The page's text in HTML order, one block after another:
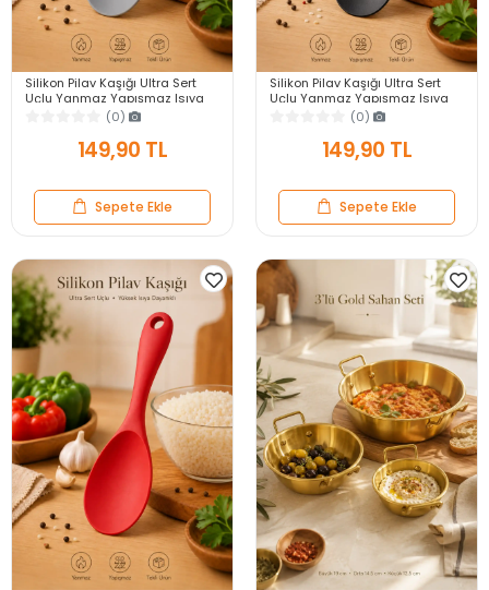
Silikon Pilav Kaşığı Ultra Sert
Uçlu Yanmaz Yapışmaz Isıya
Dayanıklı Gri Servis Yemek
(0)
149,90 TL
Sepete Ekle
Silikon Pilav Kaşığı Ultra Sert
Uçlu Yanmaz Yapışmaz Isıya
Dayanıklı Siyah Servis Yemek
(0)
149,90 TL
Sepete Ekle